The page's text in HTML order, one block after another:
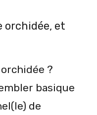
orchidée, et
?
basique
de